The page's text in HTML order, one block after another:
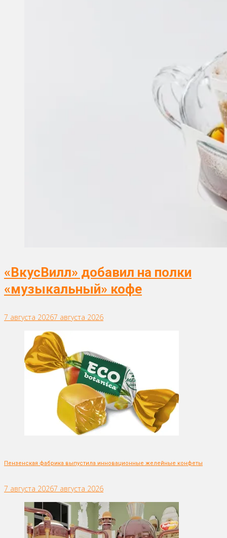
«ВкусВилл» добавил на полки
«музыкальный» кофе
7 августа 20267 августа 2026
Пензенская фабрика выпустила инновационные желейные конфеты
7 августа 20267 августа 2026